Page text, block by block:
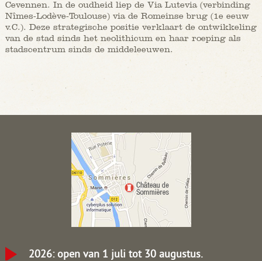
Cevennen. In de oudheid liep de Via Lutevia (verbinding
Nîmes-Lodève-Toulouse) via de Romeinse brug (1e eeuw
v.C.). Deze strategische positie verklaart de ontwikkeling
van de stad sinds het neolithicum en haar roeping als
stadscentrum sinds de middeleeuwen.
2026: open van 1 juli tot 30 augustus.